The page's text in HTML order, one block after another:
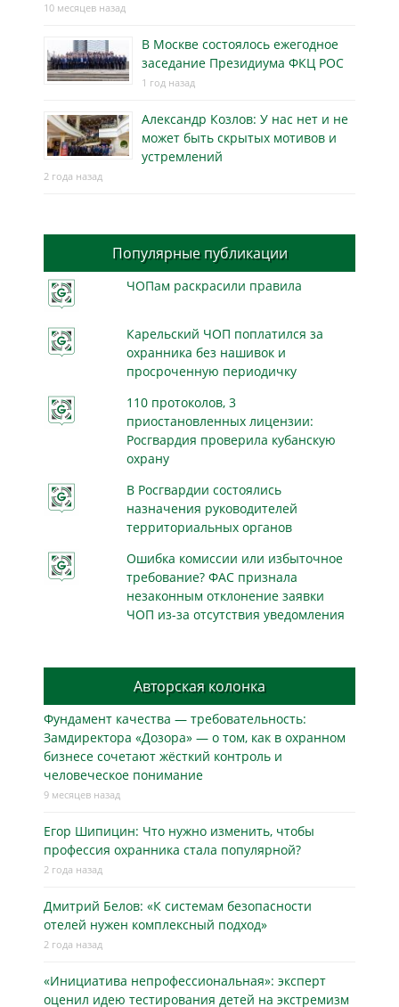
10 месяцев назад
В Москве состоялось ежегодное
заседание Президиума ФКЦ РОС
1 год назад
Александр Козлов: У нас нет и не
может быть скрытых мотивов и
устремлений
2 года назад
Популярные публикации
ЧОПам раскрасили правила
Карельский ЧОП поплатился за
охранника без нашивок и
просроченную периодичку
110 протоколов, 3
приостановленных лицензии:
Росгвардия проверила кубанскую
охрану
В Росгвардии состоялись
назначения руководителей
территориальных органов
Ошибка комиссии или избыточное
требование? ФАС признала
незаконным отклонение заявки
ЧОП из-за отсутствия уведомления
Авторская колонка
Фундамент качества — требовательность:
Замдиректора «Дозора» — о том, как в охранном
бизнесe сочетают жёсткий контроль и
человеческое понимание
9 месяцев назад
Егор Шипицин: Что нужно изменить, чтобы
профессия охранника стала популярной?
2 года назад
Дмитрий Белов: «К системам безопасности
отелей нужен комплексный подход»
2 года назад
«Инициатива непрофессиональная»: эксперт
оценил идею тестирования детей на экстремизм